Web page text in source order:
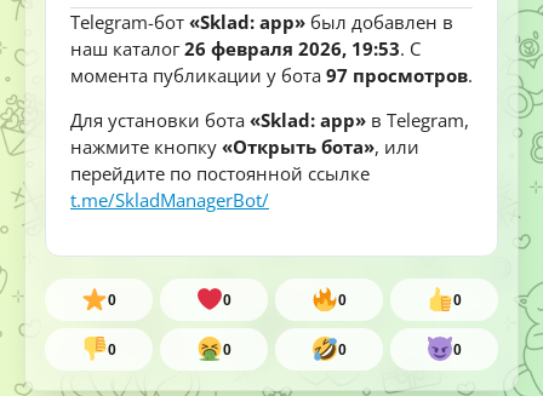
Telegram-бот «Sklad: app» был добавлен в
наш каталог26 февраля 2026, 19:53. С
момента публикации у бота 97 просмотров.
Для установки бота «Sklad: app» в Telegram,
нажмите кнопку «Открыть бота», или
перейдите по постоянной ссылке
t.me/SkladManagerBot/
0 0 0 0
0 0 0 0